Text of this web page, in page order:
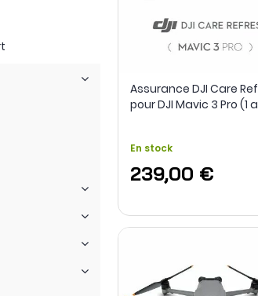
Assurance DJI Care
pour DJI Mavic 3 Pro (1
En stock
239,00 €